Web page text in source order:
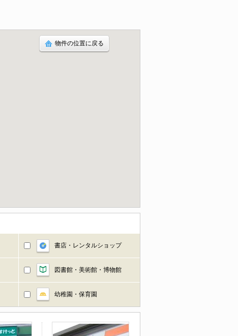
物件の位置に戻る
書店・レンタルショップ
図書館・美術館・博物館
幼稚園・保育園